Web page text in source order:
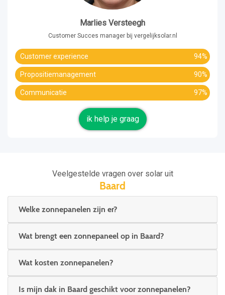
Marlies Versteegh
Customer Succes manager bij vergelijksolar.nl
Customer experience 94%
Propositiemanagement 90%
Communicatie 97%
ik help je graag
Veelgestelde vragen over solar uit
Baard
Welke zonnepanelen zijn er?
Wat brengt een zonnepaneel op in Baard?
Wat kosten zonnepanelen?
Is mijn dak in Baard geschikt voor zonnepanelen?